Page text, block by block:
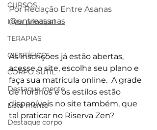
CURSOS
Lista principal
TERAPIAS
CIENTÍFICO
CORPO SUTIL
Destaque mente
Lista mente
Destaque corpo
Por Redação Entre Asanas
@entreasanas
As inscrições já estão abertas,
acesse o site, escolha seu plano e
faça sua matrícula online.  A grade
de horários e os estilos estão
disponíveis no site também, que
tal praticar no Riserva Zen?